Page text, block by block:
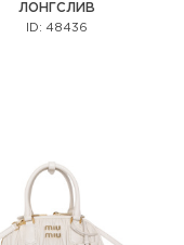
ЛОНГСЛИВ
ID: 48436